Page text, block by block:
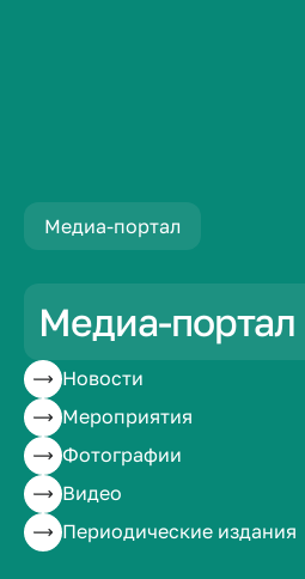
Медиа-портал
Медиа-портал
Новости
Мероприятия
Фотографии
Видео
Периодические издания
Новости Иностранные
студенты
посетили
панораму
битва»